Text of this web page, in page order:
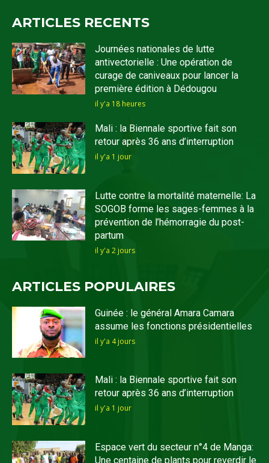
ARTICLES RECENTS
Journées nationales de lutte
antivectorielle : Une opération de
curage de caniveaux pour lancer la
première édition à Dédougou
il y'a 18 heures
Mali : la Biennale sportive fait son
retour après 36 ans d’interruption
il y'a 1 jour
Lutte contre la mortalité maternelle: La
SOGOB forme les sages-femmes à la
prévention de l’hémorragie du post-
partum
il y'a 2 jours
ARTICLES POPULAIRES
Guinée : le général Amara Camara
assume les fonctions présidentielles
il y'a 4 jours
Mali : la Biennale sportive fait son
retour après 36 ans d’interruption
il y'a 1 jour
Espace vert du secteur n°4 de Manga:
Une centaine de plants pour reverdir le